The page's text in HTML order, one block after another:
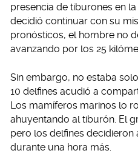
presencia de tiburones en
decidió continuar con su
pronósticos, el hombre no
avanzando por los 25
Sin embargo, no estaba
10 delfines acudió a
Los mamíferos marinos lo
ahuyentando al tiburón. El
pero los delfines
durante una hora más.